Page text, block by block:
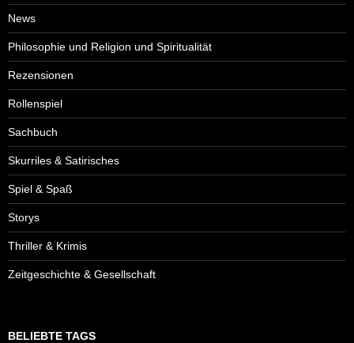
News
Philosophie und Religion und Spiritualität
Rezensionen
Rollenspiel
Sachbuch
Skurriles & Satirisches
Spiel & Spaß
Storys
Thriller & Krimis
Zeitgeschichte & Gesellschaft
BELIEBTE TAGS